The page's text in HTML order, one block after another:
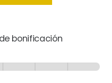
bonificación